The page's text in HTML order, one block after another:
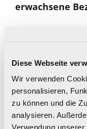
Diese Webseite
Wir verwenden
personalisieren,
zu können und die
analysieren.
Verwendung
erwachsene
Nikotinbeutel,
gesetzliche
Welchen
Eltern/